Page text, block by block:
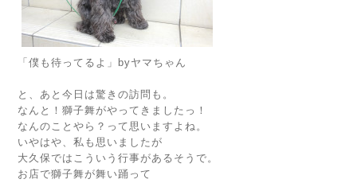
「僕も待ってるよ」byヤマちゃん
と、あと今日は驚きの訪問も。
なんと！獅子舞がやってきましたっ！
なんのことやら？って思いますよね。
いやはや、私も思いましたが
大久保ではこういう行事があるそうで。
お店で獅子舞が舞い踊って